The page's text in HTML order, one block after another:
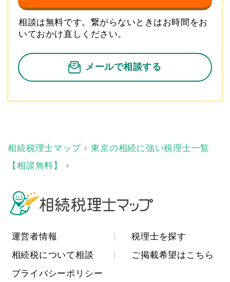
相談は無料です。繋がらないときはお時間をお
いておかけ直しください。
メールで相談する
東京の相続に強い税理士一覧
【相談無料】
運営者情報
税理士を探す
相続税について相談
ご掲載希望はこちら
プライバシーポリシー